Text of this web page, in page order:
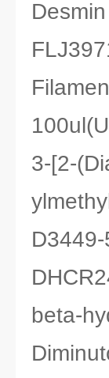
3-[2-
beta-